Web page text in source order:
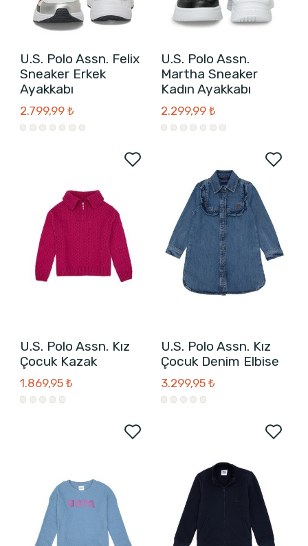
U.S. Polo Assn. Felix
Sneaker Erkek
Ayakkabı
2.799,99 ₺
U.S. Polo Assn.
Martha Sneaker
Kadın Ayakkabı
2.299,99 ₺
U.S. Polo Assn. Kız
Çocuk Kazak
1.869,95 ₺
U.S. Polo Assn. Kız
Çocuk Denim Elbise
3.299,95 ₺